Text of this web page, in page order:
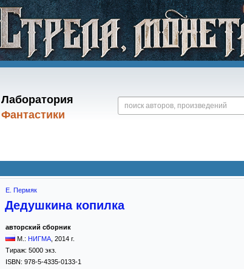
Лаборатория
Фантастики
Е. Пермяк
Дедушкина копилка
авторский сборник
М.: НИГМА 2014 г.
Тираж: 5000 экз.
ISBN: 978-5-4335-0133-1